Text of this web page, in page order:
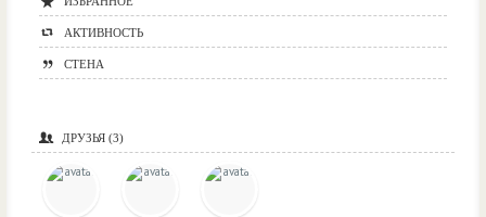
АКТИВНОСТЬ
СТЕНА
ДРУЗЬЯ (3)